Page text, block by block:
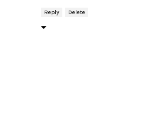
Reply Delete